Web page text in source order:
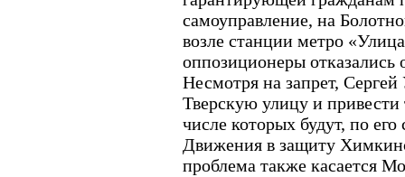
самоуправление, на
возле станции метро
оппозиционеры отказались
Несмотря на запрет,
Тверскую улицу и привести
числе которых будут, по
Движения в защиту
проблема также касается